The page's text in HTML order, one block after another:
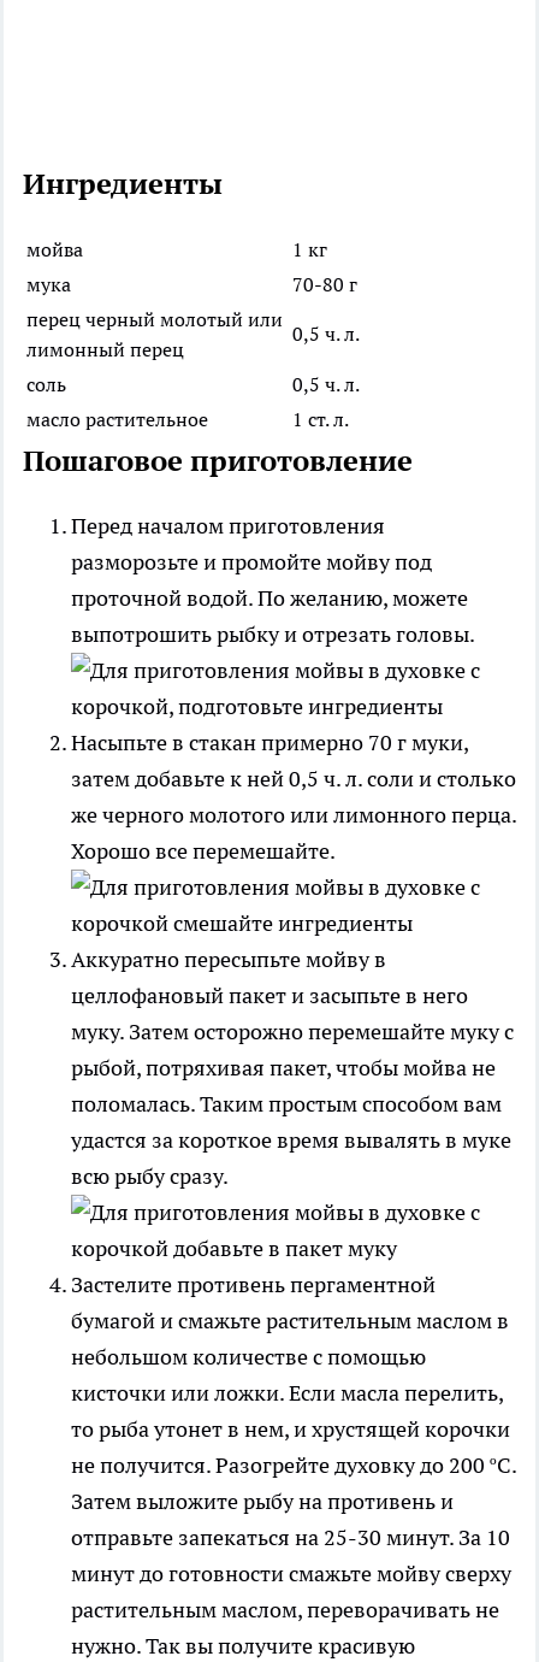
Ингредиенты
мойва
1 кг
мука
70-80 г
перец черный молотый или
лимонный перец
0,5 ч. л.
соль
0,5 ч. л.
масло растительное
1 ст. л.
Пошаговое приготовление
Перед началом приготовления
разморозьте и промойте мойву под
проточной водой. По желанию, можете
выпотрошить рыбку и отрезать головы.
Насыпьте в стакан примерно 70 г муки,
затем добавьте к ней 0,5 ч. л. соли и столько
же черного молотого или лимонного перца.
Хорошо все перемешайте.
Аккуратно пересыпьте мойву в
целлофановый пакет и засыпьте в него
муку. Затем осторожно перемешайте муку с
рыбой, потряхивая пакет, чтобы мойва не
поломалась. Таким простым способом вам
удастся за короткое время вывалять в муке
всю рыбу сразу.
Застелите противень пергаментной
бумагой и смажьте растительным маслом в
небольшом количестве с помощью
кисточки или ложки. Если масла перелить,
то рыба утонет в нем, и хрустящей корочки
не получится. Разогрейте духовку до 200 ºС.
Затем выложите рыбу на противень и
отправьте запекаться на 25-30 минут. За 10
минут до готовности смажьте мойву сверху
растительным маслом, переворачивать не
нужно. Так вы получите красивую